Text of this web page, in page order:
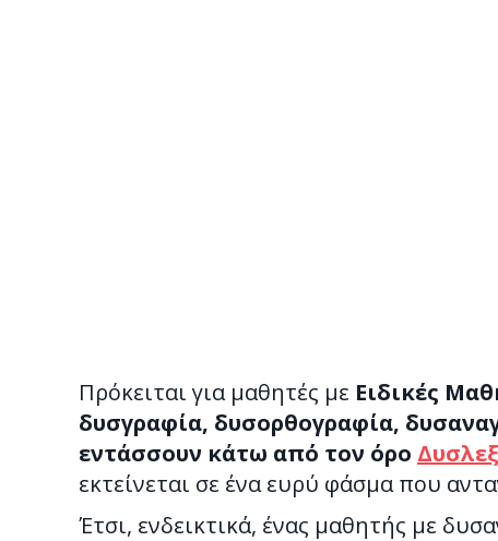
Πρόκειται για μαθητές με Ειδικές
δυσγραφία, δυσορθογραφία,
εντάσσουν κάτω από τον όρο
εκτείνεται σε ένα ευρύ φάσμα που
Έτσι, ενδεικτικά, ένας μαθητής με